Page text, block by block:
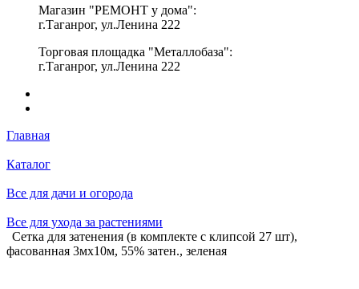
Магазин "РЕМОНТ у дома":
г.Таганрог, ул.Ленина 222
Торговая площадка "Металлобаза":
г.Таганрог, ул.Ленина 222
Главная
Каталог
Все для дачи и огорода
Все для ухода за растениями
Сетка для затенения (в комплекте с клипсой 27 шт),
фасованная 3мх10м, 55% затен., зеленая